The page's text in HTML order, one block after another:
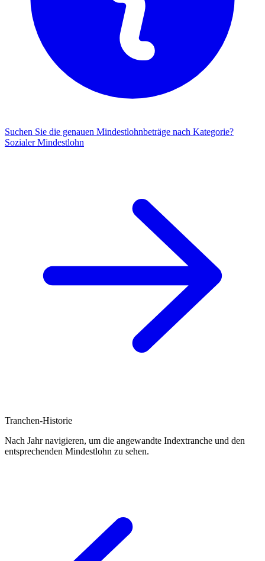
Suchen Sie die genauen Mindestlohnbeträge nach Kategorie?
Sozialer Mindestlohn
Tranchen-Historie
Nach Jahr navigieren, um die angewandte Indextranche und den
entsprechenden Mindestlohn zu sehen.